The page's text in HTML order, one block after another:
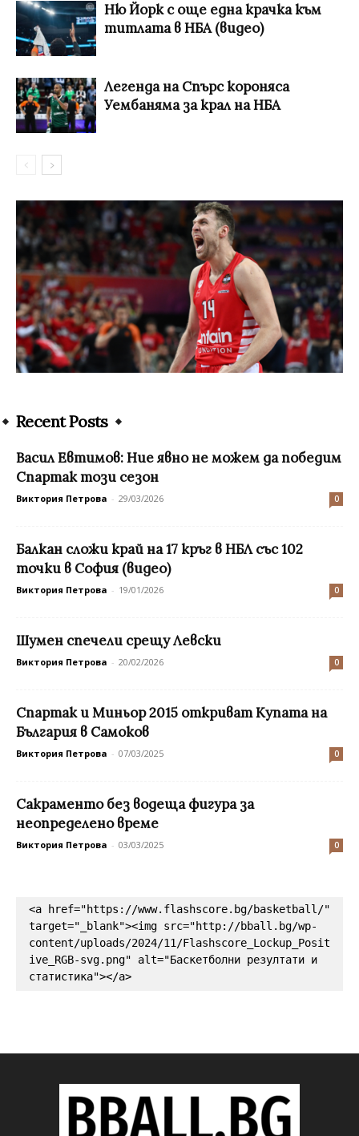
Ню Йорк с още една крачка към
титлата в НБА (видео)
Легенда на Спърс короняса
Уембаняма за крал на НБА
Recent Posts
Васил Евтимов: Ние явно не можем да победим
Спартак този сезон
Виктория Петрова - 29/03/2026 0
Балкан сложи край на 17 кръг в НБЛ със 102
точки в София (видео)
Виктория Петрова - 19/01/2026 0
Шумен спечели срещу Левски
Виктория Петрова - 20/02/2026 0
Спартак и Миньор 2015 откриват Купата на
България в Самоков
Виктория Петрова - 07/03/2025 0
Сакраменто без водеща фигура за
неопределено време
Виктория Петрова - 03/03/2025 0
<a href="https://www.flashscore.bg/basketball/"
target="_blank"><img src="http://bball.bg/wp-
content/uploads/2024/11/Flashscore_Lockup_Posit
ive_RGB-svg.png" alt="Баскетболни резултати и
статистика"></a>